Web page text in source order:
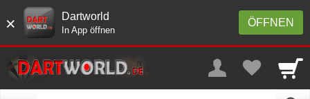
× ÖFFNEN
Dartworld
In App öffnen